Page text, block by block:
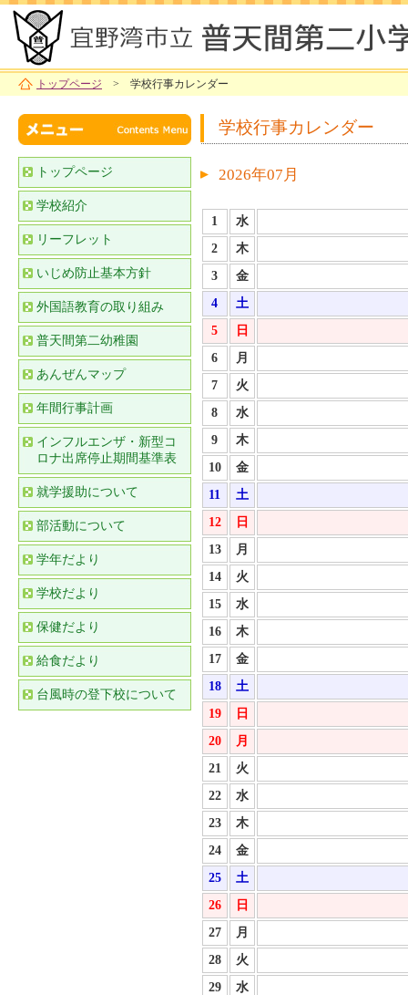
トップページ > 学校行事カレンダー
学校行事カレンダー
2026年07月
1
水
2
木
3
金
4
土
5
日
6
月
7
火
8
水
9
木
10
金
11
土
12
日
13
月
14
火
15
水
16
木
17
金
18
土
19
日
20
月
21
火
22
水
23
木
24
金
25
土
26
日
27
月
28
火
29
水
トップページ
学校紹介
リーフレット
いじめ防止基本方針
外国語教育の取り組み
普天間第二幼稚園
あんぜんマップ
年間行事計画
インフルエンザ・新型コ
ロナ出席停止期間基準表
就学援助について
部活動について
学年だより
学校だより
保健だより
給食だより
台風時の登下校について